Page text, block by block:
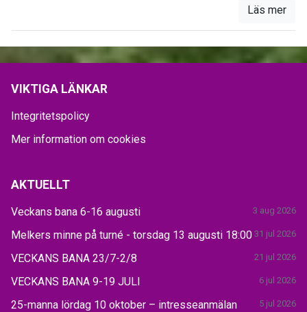
Läs mer
VIKTIGA LÄNKAR
Integritetspolicy
Mer information om cookies
AKTUELLT
Veckans bana 6-16 augusti 3 aug 2026
Melkers minne på turné - torsdag 13 augusti 18:00 31 jul 2026
VECKANS BANA 23/7-2/8 21 jul 2026
VECKANS BANA 9-19 JULI 6 jul 2026
25-manna lördag 10 oktober – intresseanmälan 5 jul 2026